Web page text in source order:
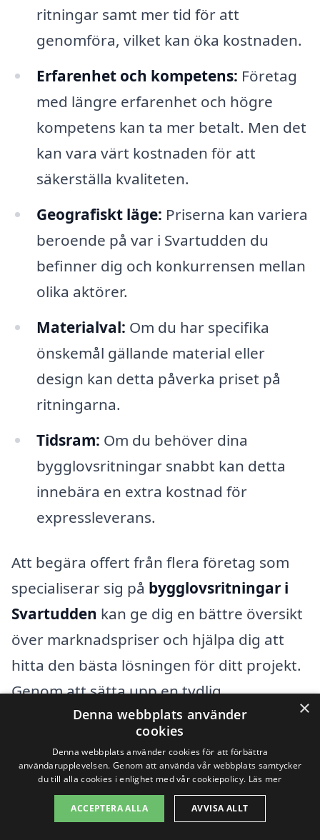
ritningar samt mer tid för att
genomföra, vilket kan öka kostnaden.
Erfarenhet och kompetens: Företag
med längre erfarenhet och högre
kompetens kan ta mer betalt. Men det
kan vara värt kostnaden för att
säkerställa kvaliteten.
Geografiskt läge: Priserna kan variera
beroende på var i Svartudden du
befinner dig och konkurrensen mellan
olika aktörer.
Materialval: Om du har specifika
önskemål gällande material eller
design kan detta påverka priset på
ritningarna.
Tidsram: Om du behöver dina
bygglovsritningar snabbt kan detta
innebära en extra kostnad för
expressleverans.
Att begära offert från flera företag som
specialiserar sig på bygglovsritningar i
Svartudden kan ge dig en bättre översikt
över marknadspriser och hjälpa dig att
hitta den bästa lösningen för ditt projekt.
Genom att sätta upp en tydlig
kravspecifikation kan du säkerställa att du
får rätt offert, vilket kan spara både tid
och pengar.
Kom ihåg att priset på bygglovsritningar
×
Denna webbplats använder
cookies
Denna webbplats använder cookies för att förbättra
användarupplevelsen. Genom att använda vår webbplats samtycker
du till alla cookies i enlighet med vår cookiepolicy. Läs mer
ACCEPTERA ALLA AVVISA ALLT